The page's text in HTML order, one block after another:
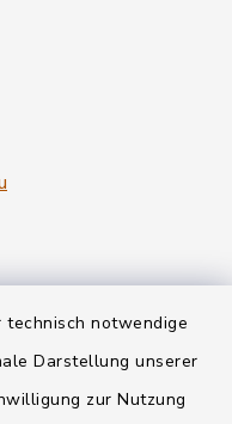
notwendige
Darstellung unserer
zur Nutzung